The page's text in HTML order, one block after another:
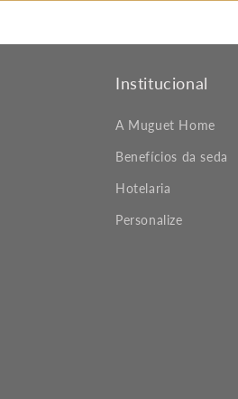
Institucional
A Muguet Home
Benefícios da seda
Hotelaria
Personalize